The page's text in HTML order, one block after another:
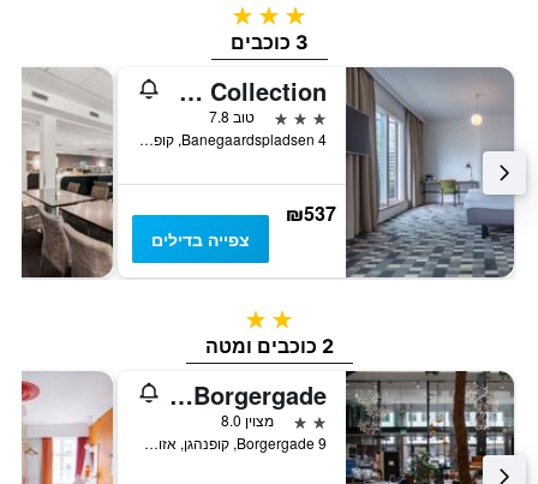
3 כוכבים
3 כוכבים
Hotel Astoria, BW Signature Collection
3 כוכבים
טוב 7.8
Banegaardspladsen 4, קופנהגן, אזור קופנהגן, דנמרק
₪537
צפייה בדילים
2 כוכבים
2 כוכבים ומטה
Wakeup Copenhagen - Borgergade
2 כוכבים
מצוין 8.0
Borgergade 9, קופנהגן, אזור קופנהגן, דנמרק